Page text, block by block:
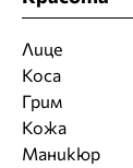
Лице
Коса
Грим
Кожа
Маникюр